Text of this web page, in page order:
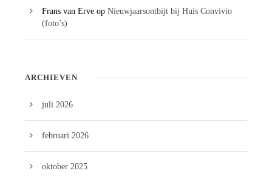
Frans van Erve op Nieuwjaarsontbijt bij Huis Convivio
(foto’s)
ARCHIEVEN
juli 2026
februari 2026
oktober 2025